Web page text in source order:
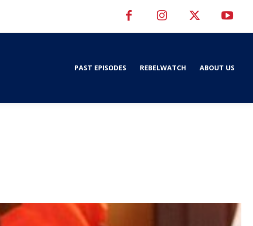
PAST EPISODES REBELWATCH ABOUT US